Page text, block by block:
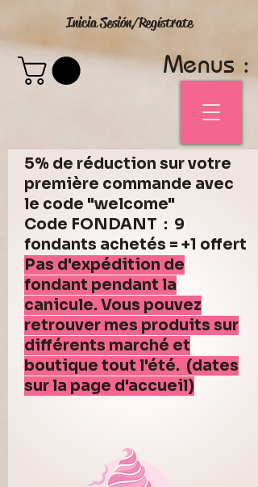
Inicia Sesión/Regístrate
Menus :
5% de réduction sur votre
première commande avec
le code "welcome"
Code FONDANT : 9
fondants achetés = +1 offert
Pas d'expédition de
fondant pendant la
canicule. Vous pouvez
retrouver mes produits sur
différents marché et
boutique tout l'été. (dates
sur la page d'accueil)